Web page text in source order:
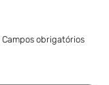
Campos obrigatórios